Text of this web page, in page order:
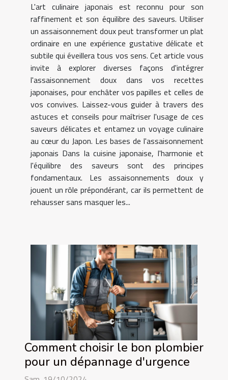
L'art culinaire japonais est reconnu pour son
raffinement et son équilibre des saveurs. Utiliser
un assaisonnement doux peut transformer un plat
ordinaire en une expérience gustative délicate et
subtile qui éveillera tous vos sens. Cet article vous
invite à explorer diverses façons d'intégrer
l'assaisonnement doux dans vos recettes
japonaises, pour enchâter vos papilles et celles de
vos convives. Laissez-vous guider à travers des
astuces et conseils pour maîtriser l'usage de ces
saveurs délicates et entamez un voyage culinaire
au cœur du Japon. Les bases de l'assaisonnement
japonais Dans la cuisine japonaise, l'harmonie et
l'équilibre des saveurs sont des principes
fondamentaux. Les assaisonnements doux y
jouent un rôle prépondérant, car ils permettent de
rehausser sans masquer les...
Comment choisir le bon plombier
pour un dépannage d'urgence